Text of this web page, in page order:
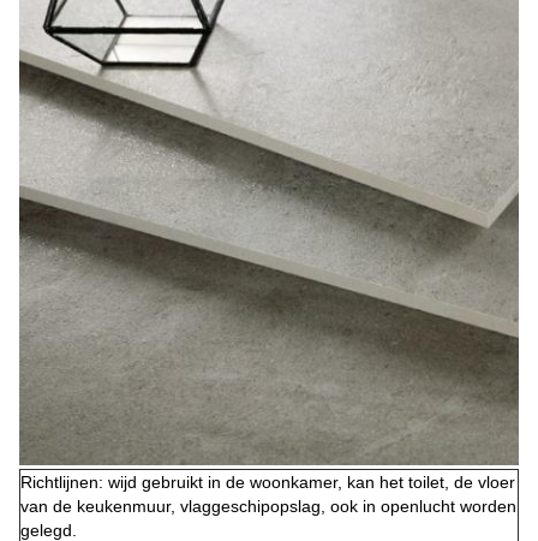
Richtlijnen: wijd gebruikt in de woonkamer, kan het toilet, de vloer
van de keukenmuur, vlaggeschipopslag, ook in openlucht worden
gelegd.